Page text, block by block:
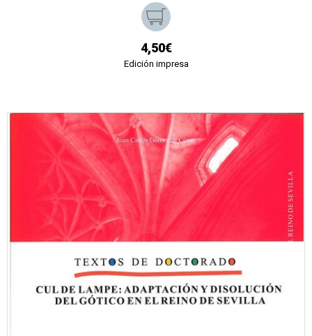
4,50€
Edición impresa